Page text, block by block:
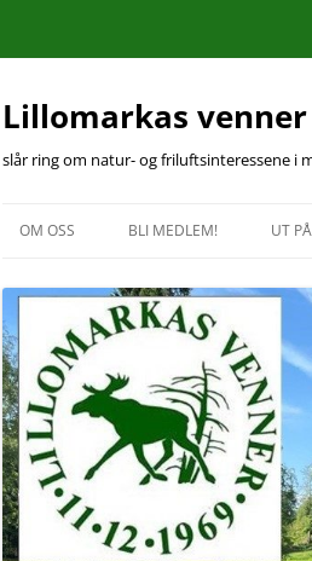
Hopp
innhold
Lillomarkas venner
slår ring om natur- og friluftsinteressene i
OM OSS
ÅRSMØTEPROTOKOLL 2025
ÅRSBERETNING 2025
VEDTEKTER
BLI MEDLEM! UT